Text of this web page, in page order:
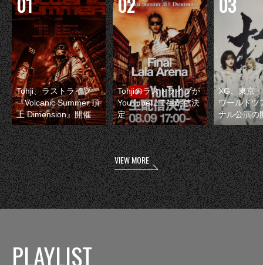
Tohji、ラストライブ
『Volcanic Summer 頂
上 Dimension』開催
Tohjiのラストライブが
YouTubeにて生配信決
定
XG、東京
ワールドツ
ナル公演の
VIEW MORE
PLAYLIST